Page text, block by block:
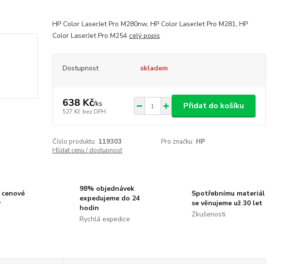
HP Color LaserJet Pro M280nw, HP Color LaserJet Pro M281, HP
Color LaserJet Pro M254 celý popis
Dostupnost skladem
638 Kč/ks
527 Kč bez DPH
Přidat do košíku
Číslo produktu: 119303 Pro značku: HP
Hlídat cenu / dostupnost
98% objednávek
expedujeme do 24
hodin
Rychlá expedice
Spotřebnímu materiál
se věnujeme už 30 let
Zkušenosti